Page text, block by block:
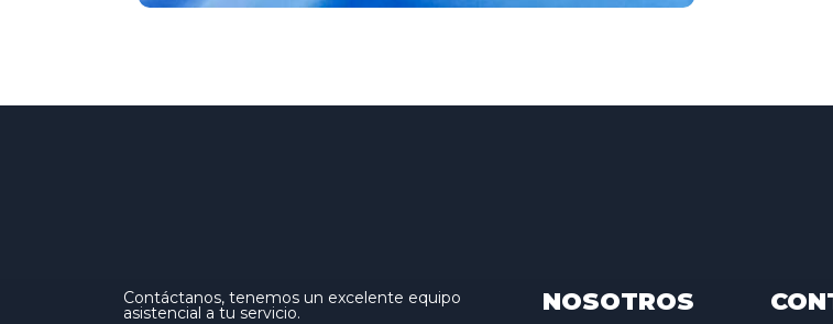
Contáctanos, tenemos un excelente equipo
asistencial a tu servicio. NOSOTROS